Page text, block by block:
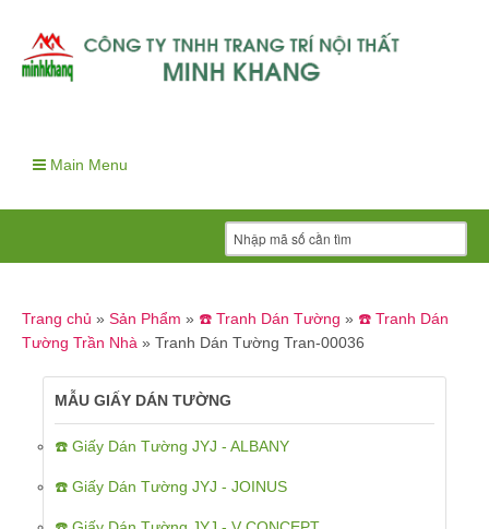
Main Menu
Trang chủ » Sản Phẩm » ☎️ Tranh Dán Tường » ☎️ Tranh Dán
Tường Trần Nhà » Tranh Dán Tường Tran-00036
MẪU GIẤY DÁN TƯỜNG
☎️ Giấy Dán Tường JYJ - ALBANY
☎️ Giấy Dán Tường JYJ - JOINUS